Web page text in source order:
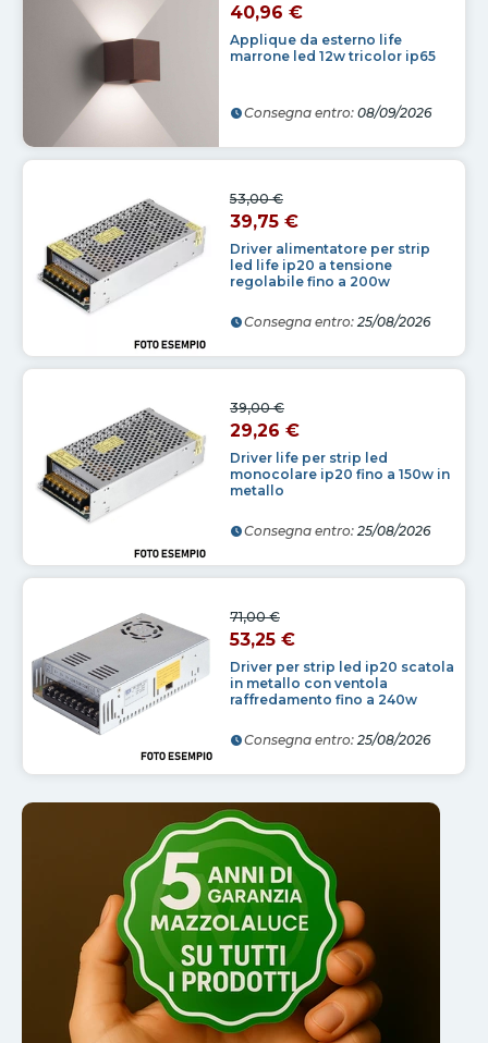
Applique da esterno life
marrone led 12w tricolor ip65
40,96 €
Consegna entro: 08/09/2026
Driver alimentatore per strip
led life ip20 a tensione
regolabile fino a 200w
53,00 €
39,75 €
Consegna entro: 25/08/2026
Driver life per strip led
monocolare ip20 fino a 150w in
metallo
39,00 €
29,26 €
Consegna entro: 25/08/2026
Driver per strip led ip20 scatola
in metallo con ventola
raffredamento fino a 240w
71,00 €
53,25 €
Consegna entro: 25/08/2026